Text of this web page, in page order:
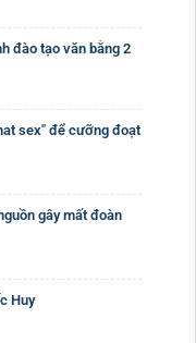
đào tạo văn bằng 2
sex" để cưỡng đoạt
gây mất đoàn
Huy